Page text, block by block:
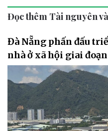
Đọc thêm Tài nguyên
Đà Nẵng phấn đấu
nhà ở xã hội giai